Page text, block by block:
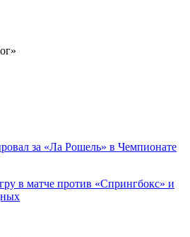
за «Ла Рошель» в Чемпионате
в матче против «Спрингбокс» и